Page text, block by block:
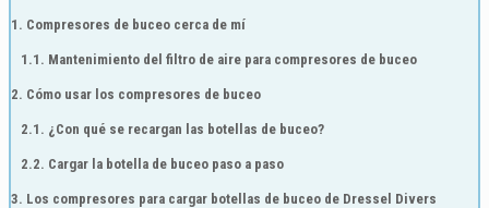
1. Compresores de buceo cerca de mí
1.1. Mantenimiento del filtro de aire para compresores de buceo
2. Cómo usar los compresores de buceo
2.1. ¿Con qué se recargan las botellas de buceo?
2.2. Cargar la botella de buceo paso a paso
3. Los compresores para cargar botellas de buceo de Dressel Divers